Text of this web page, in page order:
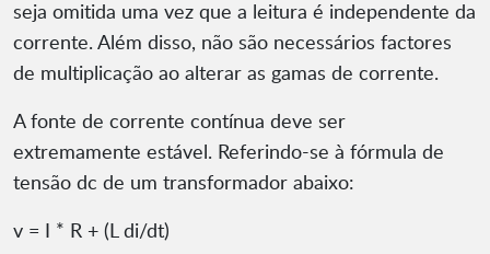
seja omitida uma vez que a leitura é independente da
corrente. Além disso, não são necessários factores
de multiplicação ao alterar as gamas de corrente.
A fonte de corrente contínua deve ser
extremamente estável. Referindo-se à fórmula de
tensão dc de um transformador abaixo:
v = I * R + (L di/dt)